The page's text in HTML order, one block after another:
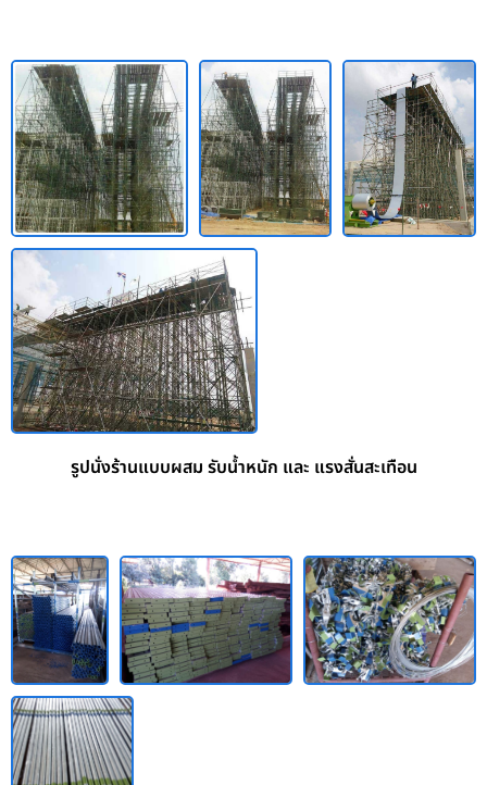
รูปนั่งร้านแบบผสม รับน้ำหนัก และ แรงสั่นสะเทือน